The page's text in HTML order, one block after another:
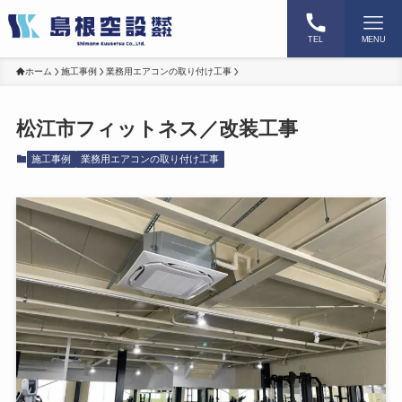
TEL MENU
ホーム 施工事例 業務用エアコンの取り付け工事
松江市フィットネス／改装工事
施工事例 業務用エアコンの取り付け工事